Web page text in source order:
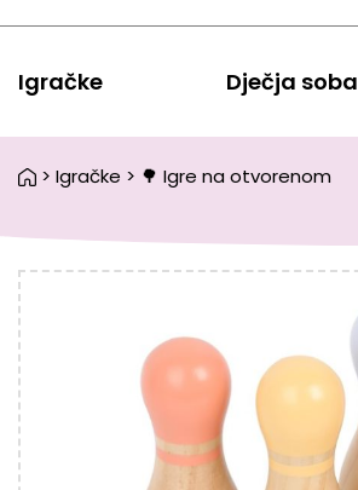
Igračke Dječja soba
> Igračke > 🌳 Igre na otvorenom